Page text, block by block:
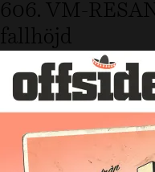
606. VM-
fallhöjd